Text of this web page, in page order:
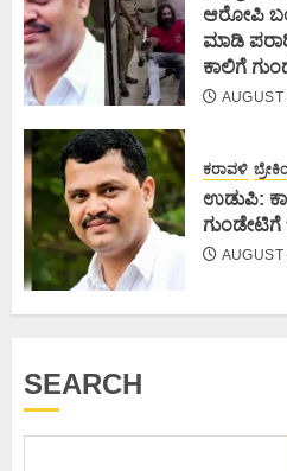
ಆರೋಪಿ
ಮಾಡಿ
ಕಾಲಿಗೆ
AUGUST
ಕರಾವಳಿ
ಉಡುಪಿ:
AUGUST
SEARCH